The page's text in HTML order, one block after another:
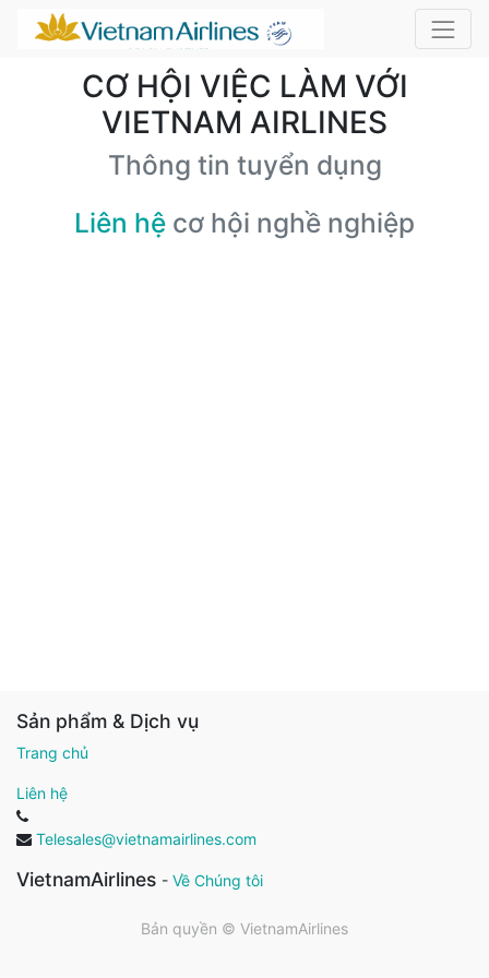
CƠ HỘI VIỆC LÀM VỚI
VIETNAM AIRLINES
Thông tin tuyển dụng
Liên hệ cơ hội nghề nghiệp
Sản phẩm & Dịch vụ
Trang chủ
Liên hệ
Telesales@vietnamairlines.com
VietnamAirlines - Về Chúng tôi
Bản quyền © VietnamAirlines